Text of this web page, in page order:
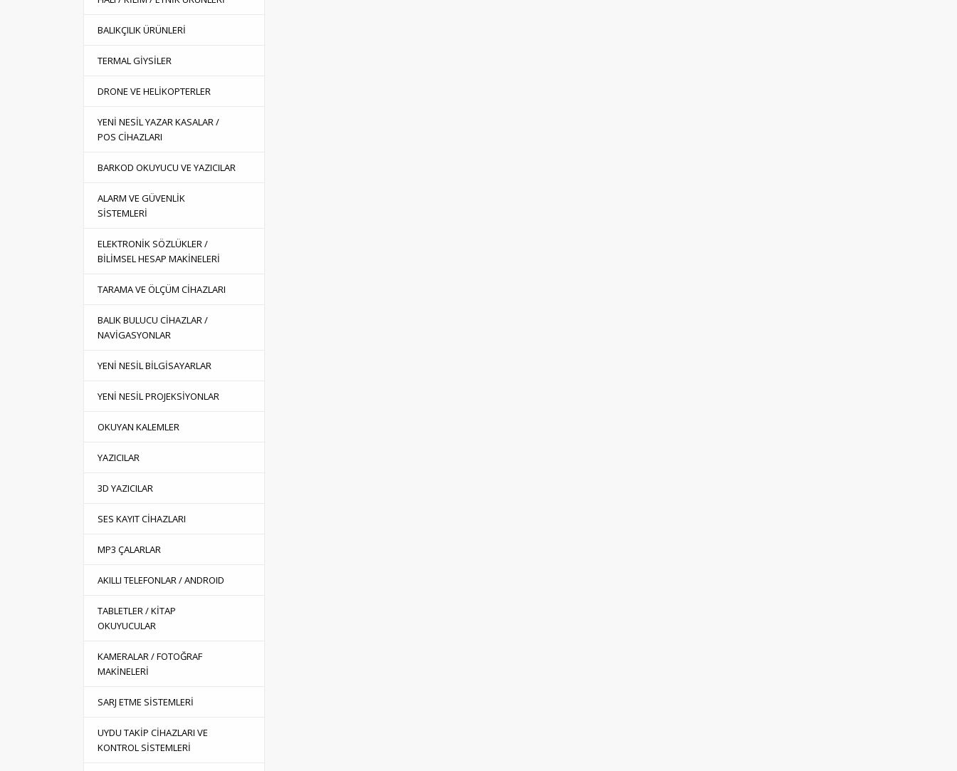
BALIKÇILIK ÜRÜNLERİ
TERMAL GİYSİLER
DRONE VE HELİKOPTERLER
YENİ NESİL YAZAR KASALAR /
POS CİHAZLARI
BARKOD OKUYUCU VE YAZICILAR
ALARM VE GÜVENLİK
SİSTEMLERİ
ELEKTRONİK SÖZLÜKLER /
BİLİMSEL HESAP MAKİNELERİ
TARAMA VE ÖLÇÜM CİHAZLARI
BALIK BULUCU CİHAZLAR /
NAVİGASYONLAR
YENİ NESİL BİLGİSAYARLAR
YENİ NESİL PROJEKSİYONLAR
OKUYAN KALEMLER
YAZICILAR
3D YAZICILAR
SES KAYIT CİHAZLARI
MP3 ÇALARLAR
AKILLI TELEFONLAR / ANDROID
TABLETLER / KİTAP
OKUYUCULAR
KAMERALAR / FOTOĞRAF
MAKİNELERİ
SARJ ETME SİSTEMLERİ
UYDU TAKİP CİHAZLARI VE
KONTROL SİSTEMLERİ